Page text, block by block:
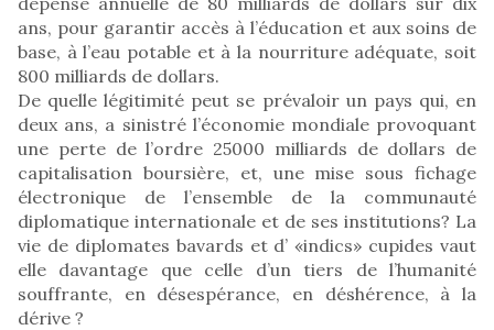
ans, pour garantir accès à l’éducation et aux soins de
base, à l’eau potable et à la nourriture adéquate, soit
800 milliards de dollars.
De quelle légitimité peut se prévaloir un pays qui, en
deux ans, a sinistré l’économie mondiale provoquant
une perte de l’ordre 25000 milliards de dollars de
capitalisation boursière, et, une mise sous fichage
électronique de l’ensemble de la communauté
diplomatique internationale et de ses institutions? La
vie de diplomates bavards et d’ «indics» cupides vaut
elle davantage que celle d’un tiers de l’humanité
souffrante, en désespérance, en déshérence, à la
dérive ?